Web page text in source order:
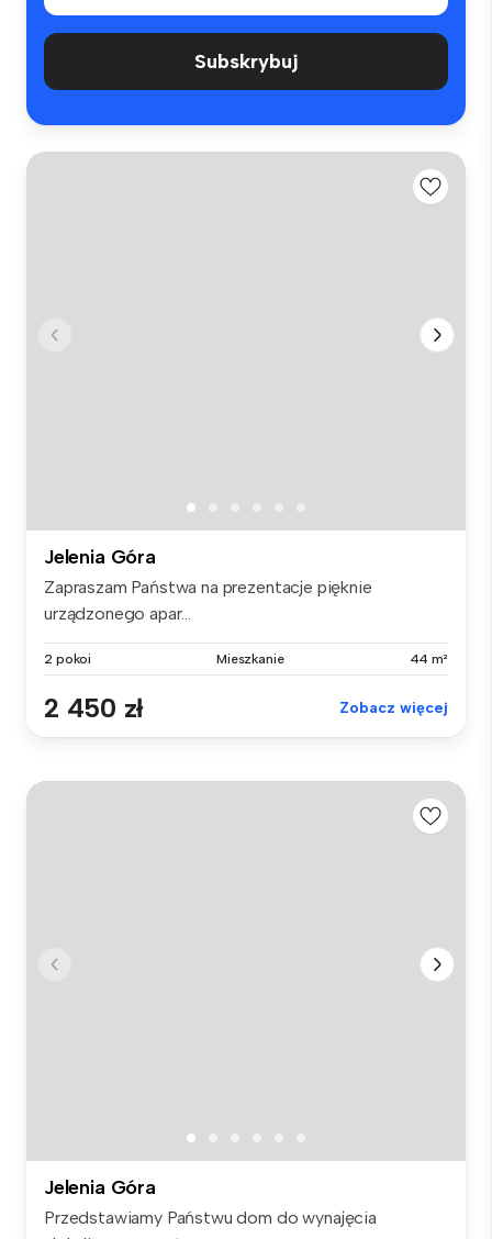
Subskrybuj
Jelenia Góra
Zapraszam Państwa na prezentacje pięknie
urządzonego apar...
2 pokoi Mieszkanie 44 m²
2 450 zł Zobacz więcej
Jelenia Góra
Przedstawiamy Państwu dom do wynajęcia